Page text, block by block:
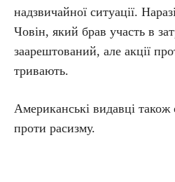
надзвичайної ситуації.
Човін, який брав участь в
заарештований, але акції
тривають.
Американські видавці також
проти расизму.